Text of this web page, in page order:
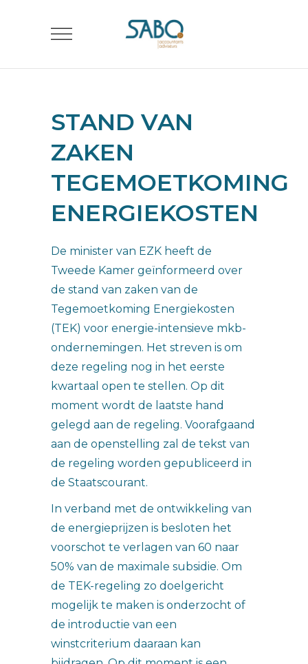
STAND VAN
ZAKEN
TEGEMOETKOMING
ENERGIEKOSTEN
De minister van EZK heeft de
Tweede Kamer geïnformeerd over
de stand van zaken van de
Tegemoetkoming Energiekosten
(TEK) voor energie-intensieve mkb-
ondernemingen. Het streven is om
deze regeling nog in het eerste
kwartaal open te stellen. Op dit
moment wordt de laatste hand
gelegd aan de regeling. Voorafgaand
aan de openstelling zal de tekst van
de regeling worden gepubliceerd in
de Staatscourant.
In verband met de ontwikkeling van
de energieprijzen is besloten het
voorschot te verlagen van 60 naar
50% van de maximale subsidie. Om
de TEK-regeling zo doelgericht
mogelijk te maken is onderzocht of
de introductie van een
winstcriterium daaraan kan